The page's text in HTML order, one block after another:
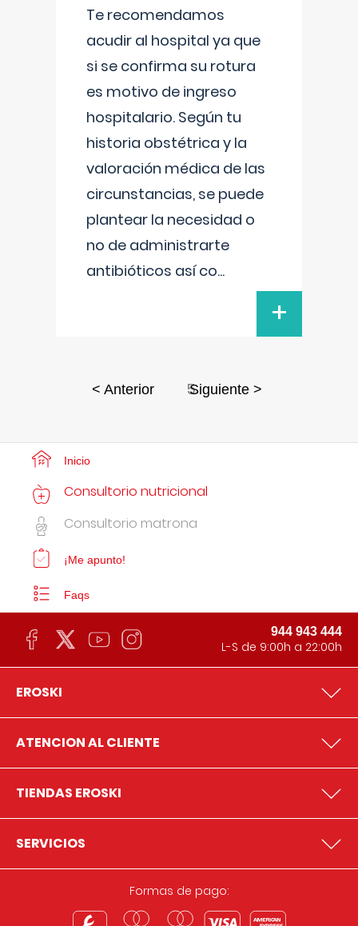
Te recomendamos
acudir al hospital ya que
si se confirma su rotura
es motivo de ingreso
hospitalario. Según tu
historia obstétrica y la
valoración médica de las
circunstancias, se puede
plantear la necesidad o
no de administrarte
antibióticos así co...
+
< Anterior 5
Siguiente >
Inicio
Consultorio nutricional
Consultorio matrona
¡Me apunto!
Faqs
944 943 444
L-S de 9:00h a 22:00h
EROSKI
ATENCION AL CLIENTE
TIENDAS EROSKI
SERVICIOS
Formas de pago: